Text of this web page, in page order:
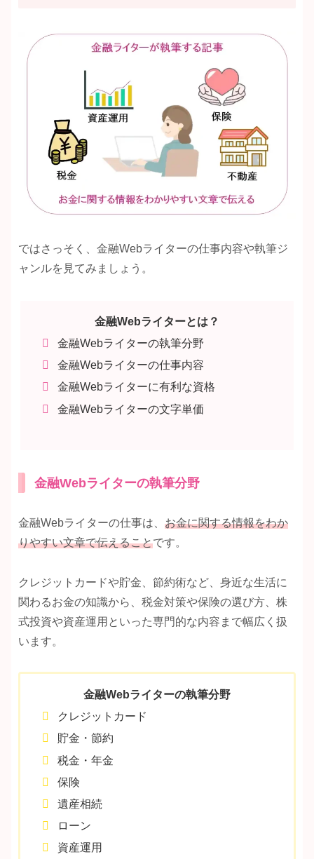
ではさっそく、金融Webライターの仕事内容や執筆ジ
ャンルを見てみましょう。
金融Webライターとは？
金融Webライターの執筆分野
金融Webライターの仕事内容
金融Webライターに有利な資格
金融Webライターの文字単価
金融Webライターの執筆分野
金融Webライターの仕事は、 お金に関する情報をわか
りやすい文章で伝えることです。
クレジットカードや貯金、節約術など、身近な生活に
関わるお金の知識から、税金対策や保険の選び方、株
式投資や資産運用といった専門的な内容まで幅広く扱
います。
金融Webライターの執筆分野
クレジットカード
貯金・節約
税金・年金
保険
遺産相続
ローン
資産運用